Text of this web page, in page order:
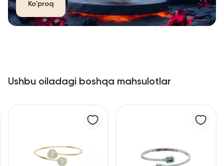
Ko'proq
Ushbu oiladagi boshqa mahsulotlar